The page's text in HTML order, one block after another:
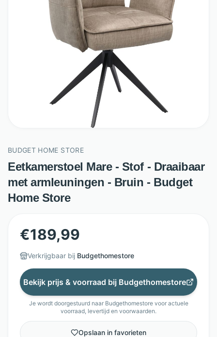
BUDGET HOME STORE
Eetkamerstoel Mare - Stof - Draaibaar
met armleuningen - Bruin - Budget
Home Store
€189,99
Verkrijgbaar bij Budgethomestore
Bekijk prijs & voorraad bij Budgethomestore
Je wordt doorgestuurd naar Budgethomestorevoor actuele
voorraad, levertijd en voorwaarden.
Opslaan in favorieten